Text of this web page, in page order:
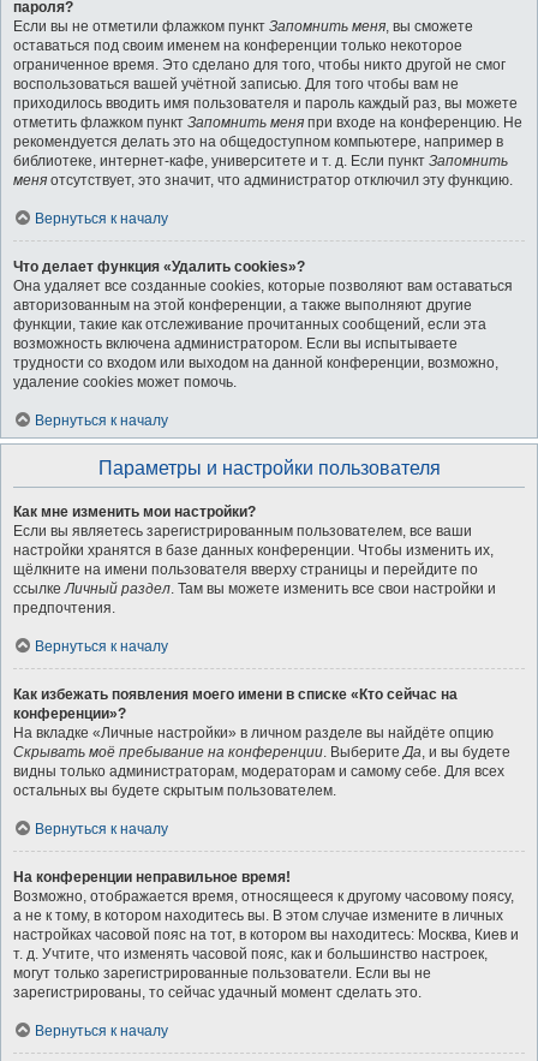
пароля?
Если вы не отметили флажком пункт Запомнить меня, вы сможете
оставаться под своим именем на конференции только некоторое
ограниченное время. Это сделано для того, чтобы никто другой не смог
воспользоваться вашей учётной записью. Для того чтобы вам не
приходилось вводить имя пользователя и пароль каждый раз, вы можете
отметить флажком пункт Запомнить меня при входе на конференцию. Не
рекомендуется делать это на общедоступном компьютере, например в
библиотеке, интернет-кафе, университете и т. д. Если пункт Запомнить
меня отсутствует, это значит, что администратор отключил эту функцию.
Вернуться к началу
Что делает функция «Удалить cookies»?
Она удаляет все созданные cookies, которые позволяют вам оставаться
авторизованным на этой конференции, а также выполняют другие
функции, такие как отслеживание прочитанных сообщений, если эта
возможность включена администратором. Если вы испытываете
трудности со входом или выходом на данной конференции, возможно,
удаление cookies может помочь.
Вернуться к началу
Параметры и настройки пользователя
Как мне изменить мои настройки?
Если вы являетесь зарегистрированным пользователем, все ваши
настройки хранятся в базе данных конференции. Чтобы изменить их,
щёлкните на имени пользователя вверху страницы и перейдите по
ссылкеЛичный раздел. Там вы можете изменить все свои настройки и
предпочтения.
Вернуться к началу
Как избежать появления моего имени в списке «Кто сейчас на
конференции»?
На вкладке «Личные настройки» в личном разделе вы найдёте опцию
Скрывать моё пребывание на конференции. ВыберитеДа, и вы будете
видны только администраторам, модераторам и самому себе. Для всех
остальных вы будете скрытым пользователем.
Вернуться к началу
На конференции неправильное время!
Возможно, отображается время, относящееся к другому часовому поясу,
а не к тому, в котором находитесь вы. В этом случае измените в личных
настройках часовой пояс на тот, в котором вы находитесь: Москва, Киев и
т. д. Учтите, что изменять часовой пояс, как и большинство настроек,
могут только зарегистрированные пользователи. Если вы не
зарегистрированы, то сейчас удачный момент сделать это.
Вернуться к началу